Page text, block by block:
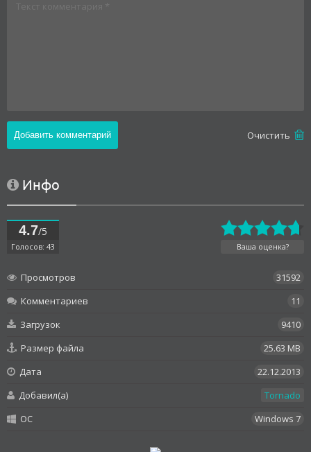
Oчистить
Инфо
4.7/5
Голосов: 43 Ваша оценка?
Просмотров
31592
Комментариев
11
Загрузок
9410
Размер файла
25.63 MB
Дата
22.12.2013
Добавил(а)
Tornado
OC
Windows 7